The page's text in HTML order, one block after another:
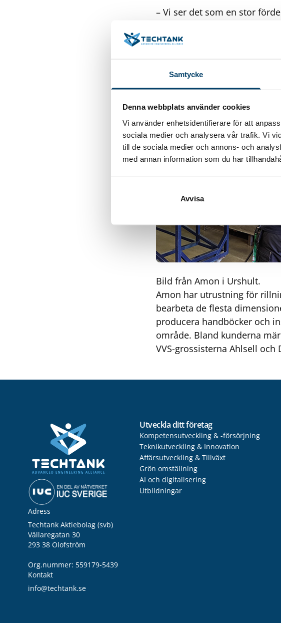
Samtycke
Denna webbplats använder cookies
Vi använder enhetsidentifierare för att
sociala medier och analysera vår trafik. Vi
till de sociala medier och annons- och
med annan information som du har
Avvisa
– Vi ser det som en stor
erfarenheter och diskutera
standardiseringsarbete
medlemmars kunskapsbank,
Bild från Amon i Urshult.
Amon har utrustning för
bearbeta de flesta
producera handböcker och
område. Bland kunderna
VVS-grossisterna Ahlsell och
Adress
Techtank Aktiebolag (svb)
Vällaregatan 30
293 38 Olofström
Org.nummer: 559179-5439
Kontakt
info@techtank.se
Utveckla ditt företag
Kompetensutveckling & -försörjning
Teknikutveckling & Innovation
Affärsutveckling & Tillväxt
Grön omställning
AI och digitalisering
Utbildningar